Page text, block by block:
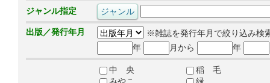
ジャンル指定
出版／発行年月
※雑誌を発行年月で絞り込み検
年
月から 年
中 央
稲 毛